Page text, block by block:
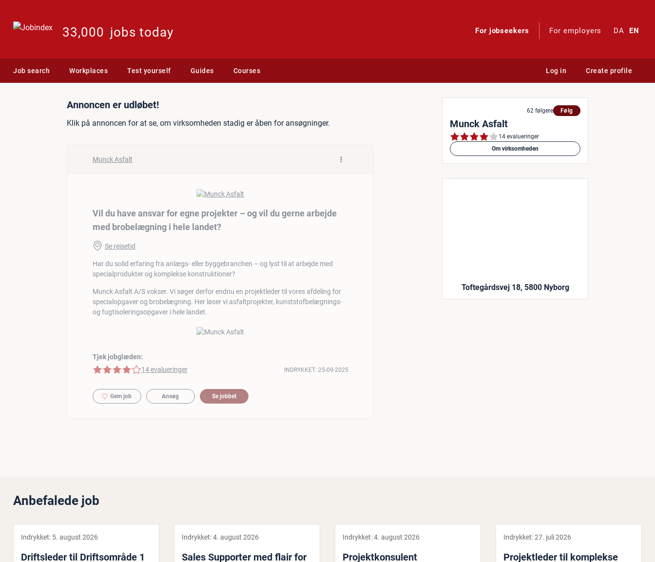
33,000 jobs today For jobseekers For employers DA EN
Job search Workplaces Test yourself Guides Courses Log in Create profile
Jobannonce: Vil du have ansvar for egne projekter – og vil du gerne arbejde
Annoncen er udløbet!
Klik på annoncen for at se, om virksomheden stadig er åben for ansøgninger.
Munck Asfalt
Vil du have ansvar for egne projekter – og vil du gerne arbejde
med brobelægning i hele landet?
Se rejsetid
Har du solid erfaring fra anlægs- eller byggebranchen – og lyst til at arbejde med
specialprodukter og komplekse konstruktioner?
Munck Asfalt A/S vokser. Vi søger derfor endnu en projektleder til vores afdeling for
specialopgaver og brobelægning. Her løser vi asfaltprojekter, kunststofbelægnings-
og fugtisoleringsopgaver i hele landet.
Tjek jobglæden:
4 af 5 stjerner
14 evalueringer INDRYKKET: 25-09-2025
Gem job Ansøg Se jobbet
62 følgere Følg
Munck Asfalt
14 evalueringer
Om virksomheden
Toftegårdsvej 18, 5800 Nyborg
Anbefalede job
Indrykket: 5. august 2026
Drifts­le­der til Drifts­om­rå­de 1
Indrykket:4. august 2026
Sales Supporter med flair for
Indrykket:4. august 2026
Pro­jekt­kon­su­lent
Indrykket:27. juli 2026
Pro­jekt­le­der til komplekse